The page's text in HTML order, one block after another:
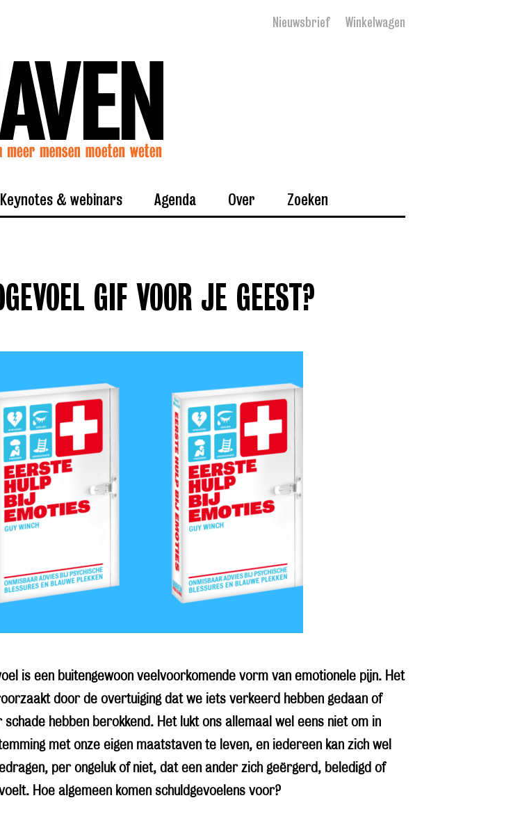
Nieuwsbrief Winkelwagen
Keynotes & webinars Agenda Over Zoeken
GIF VOOR JE GEEST?
is een buitengewoon veelvoorkomende vorm van emotionele pijn. Het
door de overtuiging dat we iets verkeerd hebben gedaan of
schade hebben berokkend. Het lukt ons allemaal wel eens niet om in
met onze eigen maatstaven te leven, en iedereen kan zich wel
per ongeluk of niet, dat een ander zich geërgerd, beledigd of
Hoe algemeen komen schuldgevoelens voor?